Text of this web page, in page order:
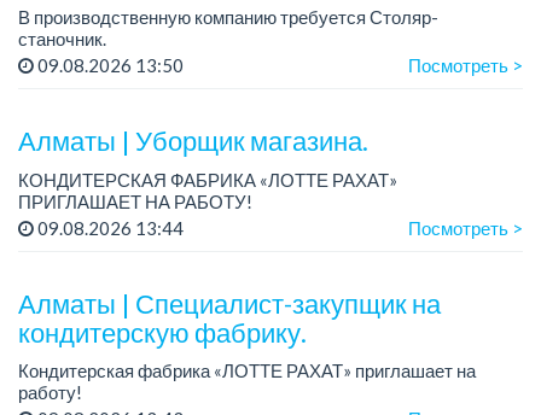
В производственную компанию требуется Столяр-
станочник.
График работы: 5/2, с 08.00 до 18.00.
09.08.2026 13:50 Посмотреть >
Алматы | Уборщик магазина.
КОНДИТЕРСКАЯ ФАБРИКА «ЛОТТЕ РАХАТ»
ПРИГЛАШАЕТ НА РАБОТУ!
График работы: сменный.
09.08.2026 13:44 Посмотреть >
Алматы | Специалист-закупщик на
кондитерскую фабрику.
Кондитерская фабрика «ЛОТТЕ РАХАТ» приглашает на
работу!